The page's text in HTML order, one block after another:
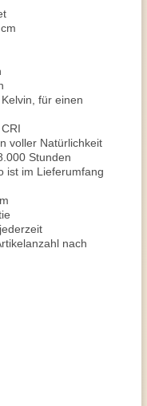
für einen
voller Natürlichkeit
Stunden
ist im Lieferumfang
nach